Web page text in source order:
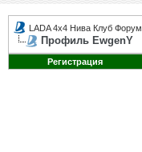
LADA 4x4 Нива Клуб Форум
Профиль EwgenY
Регистрация